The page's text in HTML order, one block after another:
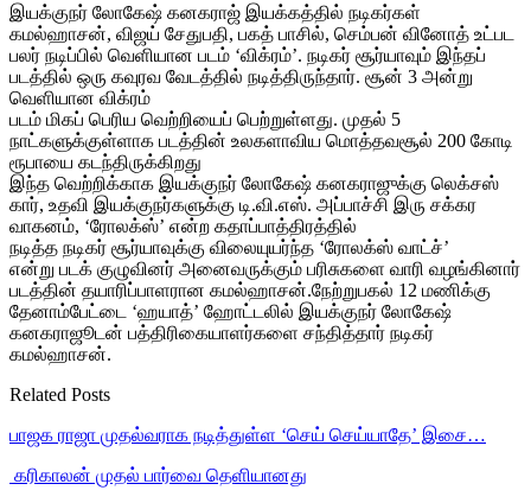
இயக்குநர் லோகேஷ் கனகராஜ் இயக்கத்தில் நடிகர்கள்
கமல்ஹாசன், விஜய் சேதுபதி, பகத் பாசில், செம்பன் வினோத் உட்பட
பலர் நடிப்பில் வெளியான படம் ‘விக்ரம்’. நடிகர் சூர்யாவும் இந்தப்
படத்தில் ஒரு கவுரவ வேடத்தில் நடித்திருந்தார். சூன் 3 அன்று
வெளியான விக்ரம்
படம் மிகப் பெரிய வெற்றியைப் பெற்றுள்ளது. முதல் 5
நாட்களுக்குள்ளாக படத்தின் உலகளாவிய மொத்தவசூல் 200 கோடி
ரூபாயை கடந்திருக்கிறது
இந்த வெற்றிக்காக இயக்குநர் லோகேஷ் கனகராஜுக்கு லெக்சஸ்
கார், உதவி இயக்குநர்களுக்கு டி.வி.எஸ். அப்பாச்சி இரு சக்கர
வாகனம், ‘ரோலக்ஸ்’ என்ற கதாப்பாத்திரத்தில்
நடித்த நடிகர் சூர்யாவுக்கு விலையுயர்ந்த ‘ரோலக்ஸ் வாட்ச்’
என்று படக் குழுவினர் அனைவருக்கும் பரிசுகளை வாரி வழங்கினார்
படத்தின் தயாரிப்பாளரான கமல்ஹாசன்.நேற்றுபகல் 12 மணிக்கு
தேனாம்பேட்டை ‘ஹயாத்’ ஹோட்டலில் இயக்குநர் லோகேஷ்
கனகராஜூடன் பத்திரிகையாளர்களை சந்தித்தார் நடிகர்
கமல்ஹாசன்.
Related Posts
பாஜக ராஜா முதல்வராக நடித்துள்ள ‘செய் செய்யாதே’ இசை…
‎ கரிகாலன் முதல் பார்வை தெளியானது